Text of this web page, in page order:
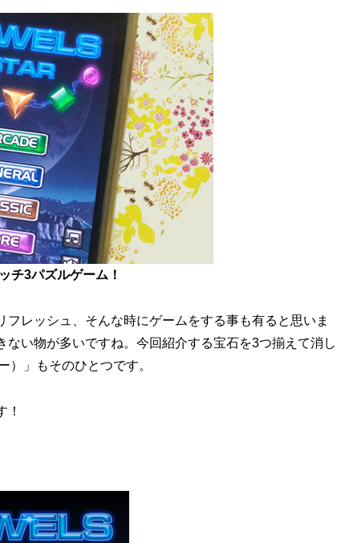
チ3パズルゲーム！
レッシュ、そんな時にゲームをする事も有ると思いま
ない物が多いですね。今回紹介する宝石を3つ揃えて消し
）」もそのひとつです。
！